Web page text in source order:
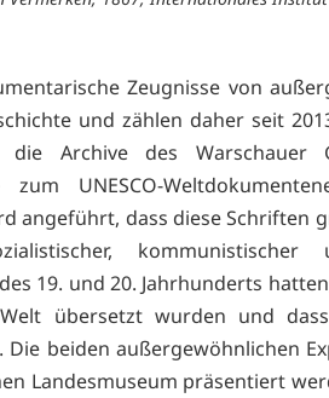
Zeugnisse von
und zählen daher seit
die Archive des Warschauer
zum UNESCO-
angeführt, dass diese Schriften
kommunistischer
19. und 20. Jahrhunderts
übersetzt wurden und
beiden außergewöhnlichen
Landesmuseum präsentiert